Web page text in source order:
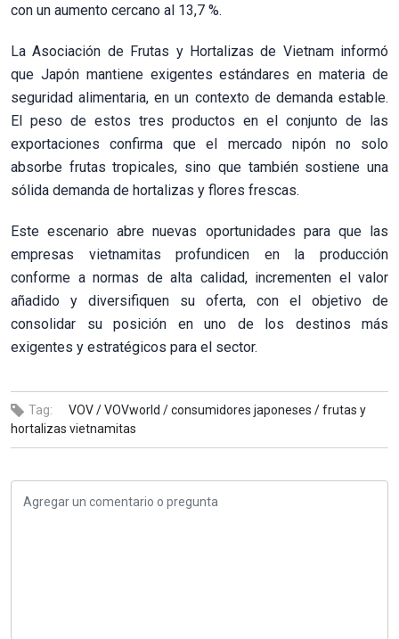
con un aumento cercano al 13,7 %.
La Asociación de Frutas y Hortalizas de Vietnam informó
que Japón mantiene exigentes estándares en materia de
seguridad alimentaria, en un contexto de demanda estable.
El peso de estos tres productos en el conjunto de las
exportaciones confirma que el mercado nipón no solo
absorbe frutas tropicales, sino que también sostiene una
sólida demanda de hortalizas y flores frescas.
Este escenario abre nuevas oportunidades para que las
empresas vietnamitas profundicen en la producción
conforme a normas de alta calidad, incrementen el valor
añadido y diversifiquen su oferta, con el objetivo de
consolidar su posición en uno de los destinos más
exigentes y estratégicos para el sector.
Tag: VOV /VOVworld /consumidores japoneses /frutas y
hortalizas vietnamitas